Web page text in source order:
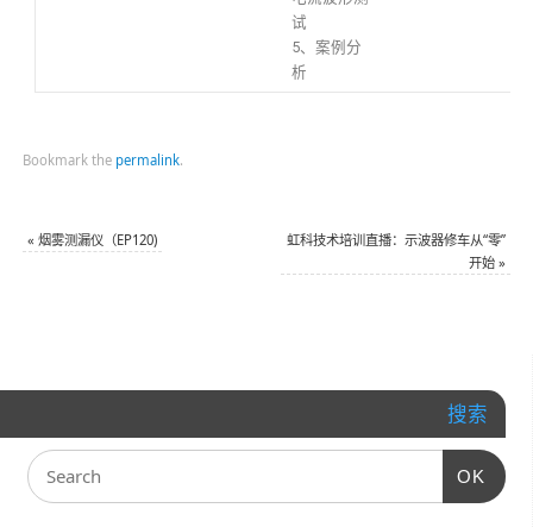
试
5、案例分
析
Bookmark the permalink.
« 烟雾测漏仪（EP120)
虹科技术培训直播：示波器修车从“零”
开始»
搜索
OK